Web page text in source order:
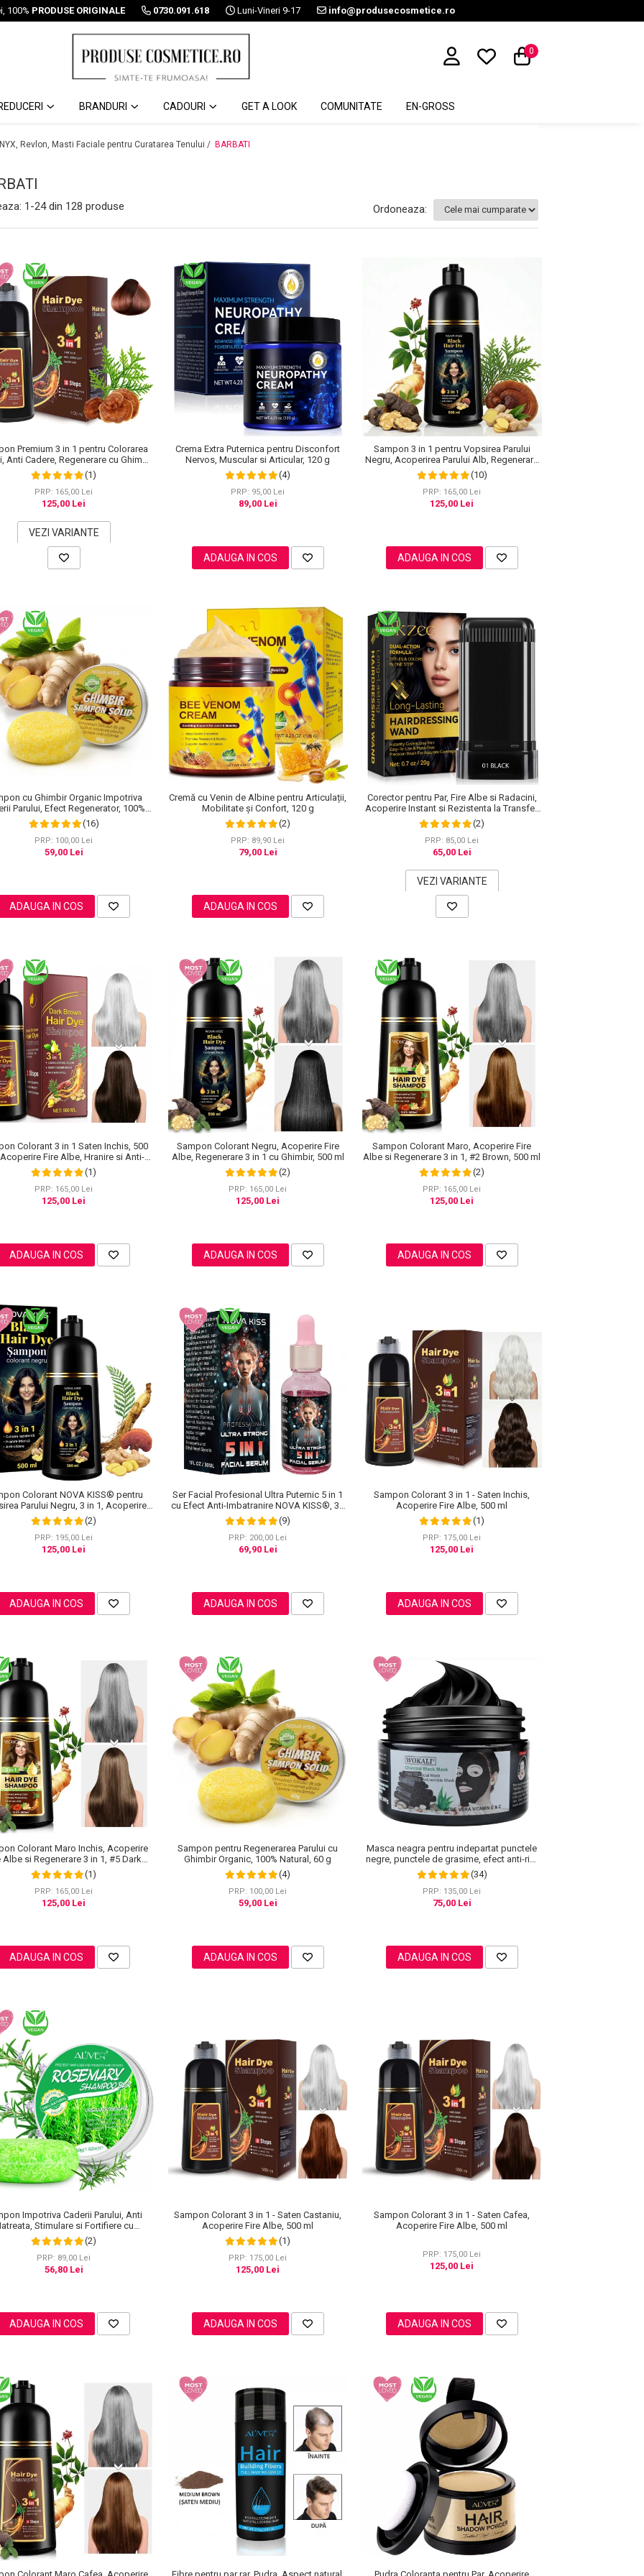
100% PRODUSE ORIGINALE 0730.091.618 Luni-Vineri 9-17 info@produsecosmetice.ro
0
BRANDURI CADOURI GET A LOOK COMUNITATE EN-GROSS
Revlon, Masti Faciale pentru Curatarea Tenului / BARBATI
1-24din 128 produse Ordoneaza:
Premium 3 in 1 pentru Colorarea
Anti Cadere, Regenerare cu Ghimbir
500 ml, #3 Saten inchis (Dark
Brown)
(1)
PRP: 165,00 Lei
125,00 Lei
VEZI VARIANTE
Crema Extra Puternica pentru Disconfort
Nervos, Muscular si Articular, 120 g
(4)
PRP: 95,00 Lei
89,00 Lei
ADAUGA IN COS
Sampon 3 in 1 pentru Vopsirea Parului
Negru, Acoperirea Parului Alb, Regenerare
cu Ghimbir, 500 ml
(10)
PRP: 165,00 Lei
125,00 Lei
ADAUGA IN COS
cu Ghimbir Organic Impotriva
Parului, Efect Regenerator, 100%
Natural, NOVA KISS® 60 g
(16)
PRP: 100,00 Lei
59,00 Lei
ADAUGA IN COS
Cremă cu Venin de Albine pentru Articulații,
Mobilitate și Confort, 120 g
(2)
PRP: 89,90 Lei
79,00 Lei
ADAUGA IN COS
Corector pentru Par, Fire Albe si Radacini,
Acoperire Instant si Rezistenta la Transfer,
20 g
(2)
PRP: 85,00 Lei
65,00 Lei
VEZI VARIANTE
Colorant 3 in 1 Saten Inchis, 500
Fire Albe, Hranire si Anti-
Cadere (1)
PRP: 165,00 Lei
125,00 Lei
ADAUGA IN COS
Sampon Colorant Negru, Acoperire Fire
Albe, Regenerare 3 in 1 cu Ghimbir, 500 ml
(2)
PRP: 165,00 Lei
125,00 Lei
ADAUGA IN COS
Sampon Colorant Maro, Acoperire Fire
Albe si Regenerare 3 in 1, #2 Brown, 500 ml
(2)
PRP: 165,00 Lei
125,00 Lei
ADAUGA IN COS
Colorant NOVA KISS® pentru
Parului Negru, 3 in 1, Acoperire
Fire Albe, 500 ml
(2)
PRP: 195,00 Lei
125,00 Lei
ADAUGA IN COS
Ser Facial Profesional Ultra Puternic 5 in 1
cu Efect Anti-Imbatranire NOVA KISS®, 30
ml
(9)
PRP: 200,00 Lei
69,90 Lei
ADAUGA IN COS
Sampon Colorant 3 in 1 - Saten Inchis,
Acoperire Fire Albe, 500 ml
(1)
PRP: 175,00 Lei
125,00 Lei
ADAUGA IN COS
Colorant Maro Inchis, Acoperire
Albe si Regenerare 3 in 1, #5 Dark
Coffee, 500 ml
(1)
PRP: 165,00 Lei
125,00 Lei
ADAUGA IN COS
Sampon pentru Regenerarea Parului cu
Ghimbir Organic, 100% Natural, 60 g
(4)
PRP: 100,00 Lei
59,00 Lei
ADAUGA IN COS
Masca neagra pentru indepartat punctele
negre, punctele de grasime, efect anti-rid,
Wokali cu carbune activ, 300 g
(34)
PRP: 135,00 Lei
75,00 Lei
ADAUGA IN COS
Impotriva Caderii Parului, Anti
Stimulare si Fortifiere cu
Organic, 100% Natural, Aliver 60 g
(2)
PRP: 89,00 Lei
56,80 Lei
ADAUGA IN COS
Sampon Colorant 3 in 1 - Saten Castaniu,
Acoperire Fire Albe, 500 ml
(1)
PRP: 175,00 Lei
125,00 Lei
ADAUGA IN COS
Sampon Colorant 3 in 1 - Saten Cafea,
Acoperire Fire Albe, 500 ml
PRP: 175,00 Lei
125,00 Lei
ADAUGA IN COS